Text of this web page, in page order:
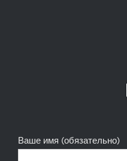
Ваше имя (обязательно)